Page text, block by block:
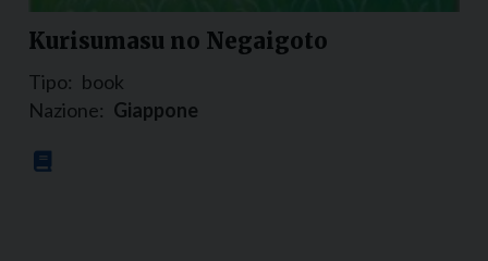
Kurisumasu no Negaigoto
Tipo: book
Nazione: Giappone